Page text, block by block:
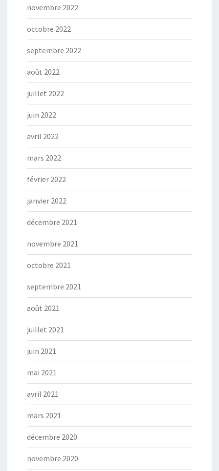
novembre 2022
octobre 2022
septembre 2022
août 2022
juillet 2022
juin 2022
avril 2022
mars 2022
février 2022
janvier 2022
décembre 2021
novembre 2021
octobre 2021
septembre 2021
août 2021
juillet 2021
juin 2021
mai 2021
avril 2021
mars 2021
décembre 2020
novembre 2020